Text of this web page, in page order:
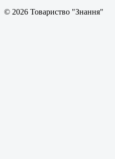
© 2026 Товариство "Знання"